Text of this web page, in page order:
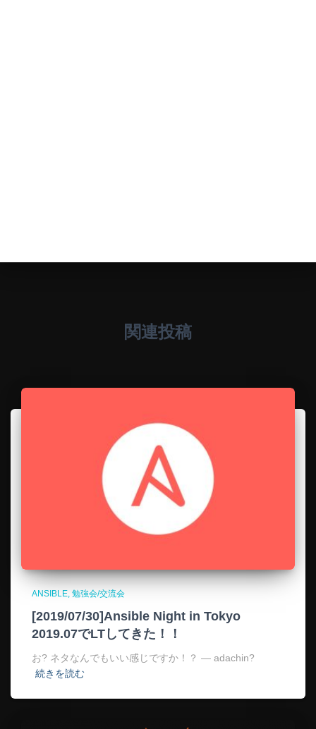
関連投稿
ANSIBLE 勉強会/交流会
[2019/07/30]Ansible Night in Tokyo
2019.07でLTしてきた！！
お? ネタなんでもいい感じですか！？ — adachin?
続きを読む